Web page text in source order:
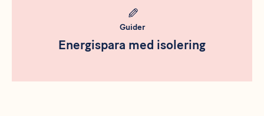
Guider
Energispara med isolering